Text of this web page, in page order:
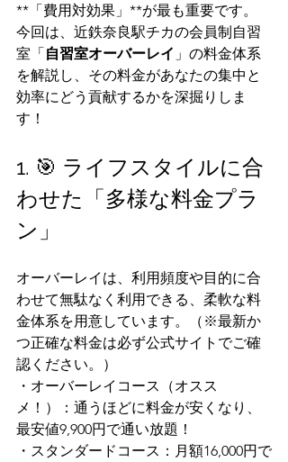
**「費用対効果」**が最も重要です。
今回は、近鉄奈良駅チカの会員制自習
室「自習室オーバーレイ 」の料金体系
を解説し、その料金があなたの集中と
効率にどう貢献するかを深掘りしま
す！
1. 🎯 ライフスタイルに合
わせた「多様な料金プラ
ン」
オーバーレイは、利用頻度や目的に合
わせて無駄なく利用できる、柔軟な料
金体系を用意しています。（※最新か
つ正確な料金は必ず公式サイトでご確
認ください。）
・オーバーレイコース（オスス
メ！）：通うほどに料金が安くなり、
最安値9,900円で通い放題！
・スタンダードコース：月額16,000円で